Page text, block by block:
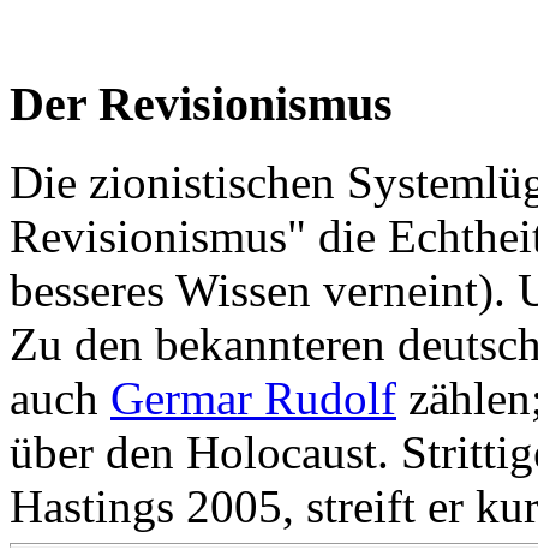
Der Revisionismus
Die zionistischen
Revisionismus" die
besseres Wissen
Zu den bekannteren
auch Germar Rudolf
über den Holocaust.
Hastings 2005, streift er